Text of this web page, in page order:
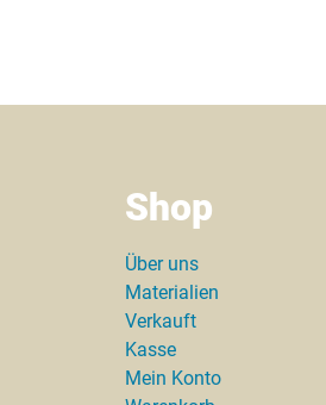
Shop
Über uns
Materialien
Verkauft
Kasse
Mein Konto